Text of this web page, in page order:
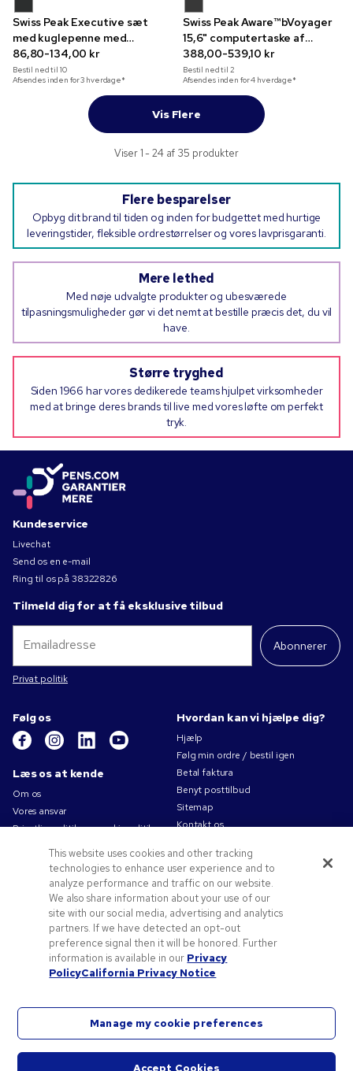
Swiss Peak Executive sæt
med kuglepenne med
indgravering
86,80-134,00 kr
Bestil ned til 10
Afsendes inden for 3 hverdage*
Swiss Peak Aware™bVoyager
15,6" computertaske af
genanvendt materiale
388,00-539,10 kr
Bestil ned til 2
Afsendes inden for 4 hverdage*
Vis Flere
Viser 1 - 24 af 35 produkter
Flere besparelser
Opbyg dit brand til tiden og inden for budgettet med hurtige
leveringstider, fleksible ordrestørrelser og vores lavprisgaranti.
Mere lethed
Med nøje udvalgte produkter og ubesværede
tilpasningsmuligheder gør vi det nemt at bestille præcis det, du vil
have.
Større tryghed
Siden 1966 har vores dedikerede teams hjulpet virksomheder
med at bringe deres brands til live med vores løfte om perfekt
tryk.
Kundeservice
Livechat
Send os en e-mail
Ring til os på 38322826
Tilmeld dig for at få eksklusive tilbud
Abonnerer
Privat politik
Følg os
Læs os at kende
Om os
Vores ansvar
Privatlivspolitik og cookiepolitik
Brugsvilkår
Salgsbetingelser
Karriere i Pens.com
Tilbud og ressourcer
Reklameartikler
Rabatkoder og -kuponer
Logoideer
Hvordan kan vi hjælpe dig?
Hjælp
Følg min ordre / bestil igen
Betal faktura
Benyt posttilbud
Sitemap
Kontakt os
©2026National Pen Company. Alle rettigheder forbeholdes. Pens.com og dets logo er
varemærker tilhørende National Pen Company. Alle andre varemærker tilhører deres
This website uses cookies and other tracking
technologies to enhance user experience and to
analyze performance and traffic on our website.
We also share information about your use of our
site with our social media, advertising and analytics
partners. If we have detected an opt-out
preference signal then it will be honored. Further
information is available in our Privacy
PolicyCalifornia Privacy Notice
Manage my cookie preferences
Accept Cookies